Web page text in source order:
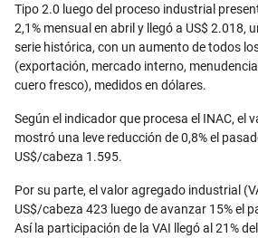
Tipo 2.0 luego del proceso industrial
2,1% mensual en abril y llegó a US$ 2.018,
serie histórica, con un aumento de todos
(exportación, mercado interno,
cuero fresco), medidos en dólares.
Según el indicador que procesa el INAC, el
mostró una leve reducción de 0,8% el
US$/cabeza 1.595.
Por su parte, el valor agregado industrial
US$/cabeza 423 luego de avanzar 15% el
Así la participación de la VAI llegó al 21%